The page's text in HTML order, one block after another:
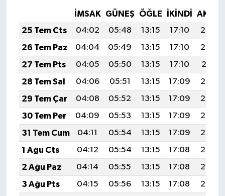
İMSAK GÜNEŞ ÖĞLE İKINDI
25 Tem Cts
04:02 05:48 13:15 17:10
20:33
26 Tem Paz
04:04 05:49 13:15 17:10
20:32
27 Tem Pts
04:05 05:50 13:15 17:10
20:31
28 Tem Sal
04:06 05:51 13:15 17:09
20:30
29 Tem Çar
04:08 05:52 13:15 17:09
20:29
30 Tem Per
04:09 05:53 13:15 17:09
20:28
31 Tem Cum
04:11 05:54 13:15 17:09
20:27
1 Ağu Cts
04:12 05:54 13:15 17:08
20:26
2 Ağu Paz
04:14 05:55 13:15 17:08
20:25
3 Ağu Pts
04:15 05:56 13:15 17:08
20:24